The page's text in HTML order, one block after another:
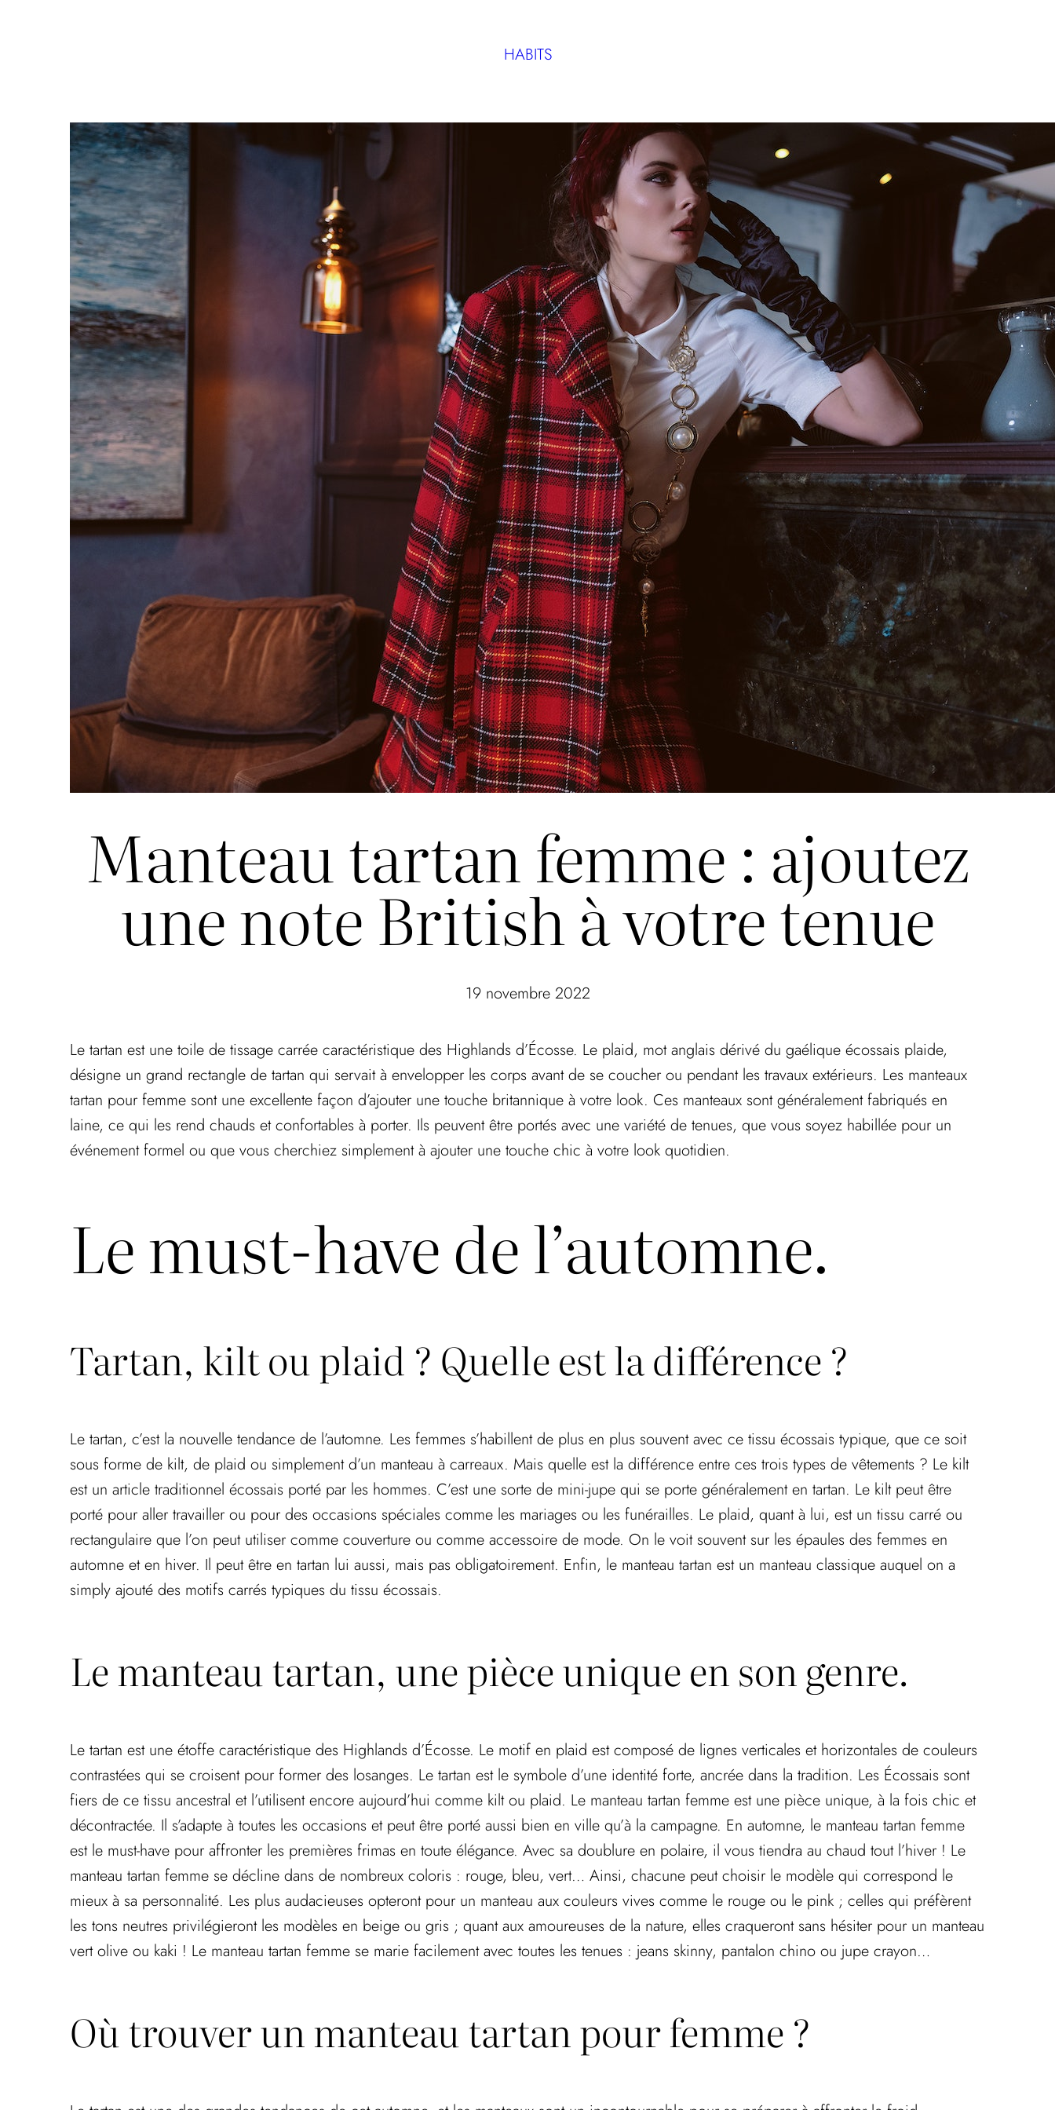
HABITS
Manteau tartan femme : ajoutez
une note British à votre tenue
19 novembre 2022
Le tartan est une toile de tissage carrée caractéristique des Highlands d’Écosse. Le plaid, mot anglais dérivé du gaélique écossais plaide,
désigne un grand rectangle de tartan qui servait à envelopper les corps avant de se coucher ou pendant les travaux extérieurs. Les manteaux
tartan pour femme sont une excellente façon d’ajouter une touche britannique à votre look. Ces manteaux sont généralement fabriqués en
laine, ce qui les rend chauds et confortables à porter. Ils peuvent être portés avec une variété de tenues, que vous soyez habillée pour un
événement formel ou que vous cherchiez simplement à ajouter une touche chic à votre look quotidien.
Le must-have de l’automne.
Tartan, kilt ou plaid ? Quelle est la différence ?
Le tartan, c’est la nouvelle tendance de l’automne. Les femmes s’habillent de plus en plus souvent avec ce tissu écossais typique, que ce soit
sous forme de kilt, de plaid ou simplement d’un manteau à carreaux. Mais quelle est la différence entre ces trois types de vêtements ? Le kilt
est un article traditionnel écossais porté par les hommes. C’est une sorte de mini-jupe qui se porte généralement en tartan. Le kilt peut être
porté pour aller travailler ou pour des occasions spéciales comme les mariages ou les funérailles. Le plaid, quant à lui, est un tissu carré ou
rectangulaire que l’on peut utiliser comme couverture ou comme accessoire de mode. On le voit souvent sur les épaules des femmes en
automne et en hiver. Il peut être en tartan lui aussi, mais pas obligatoirement. Enfin, le manteau tartan est un manteau classique auquel on a
simply ajouté des motifs carrés typiques du tissu écossais.
Le manteau tartan, une pièce unique en son genre.
Le tartan est une étoffe caractéristique des Highlands d’Écosse. Le motif en plaid est composé de lignes verticales et horizontales de couleurs
contrastées qui se croisent pour former des losanges. Le tartan est le symbole d’une identité forte, ancrée dans la tradition. Les Écossais sont
fiers de ce tissu ancestral et l’utilisent encore aujourd’hui comme kilt ou plaid. Le manteau tartan femme est une pièce unique, à la fois chic et
décontractée. Il s’adapte à toutes les occasions et peut être porté aussi bien en ville qu’à la campagne. En automne, le manteau tartan femme
est le must-have pour affronter les premières frimas en toute élégance. Avec sa doublure en polaire, il vous tiendra au chaud tout l’hiver ! Le
manteau tartan femme se décline dans de nombreux coloris : rouge, bleu, vert… Ainsi, chacune peut choisir le modèle qui correspond le
mieux à sa personnalité. Les plus audacieuses opteront pour un manteau aux couleurs vives comme le rouge ou le pink ; celles qui préfèrent
les tons neutres privilégieront les modèles en beige ou gris ; quant aux amoureuses de la nature, elles craqueront sans hésiter pour un manteau
vert olive ou kaki ! Le manteau tartan femme se marie facilement avec toutes les tenues : jeans skinny, pantalon chino ou jupe crayon…
Où trouver un manteau tartan pour femme ?